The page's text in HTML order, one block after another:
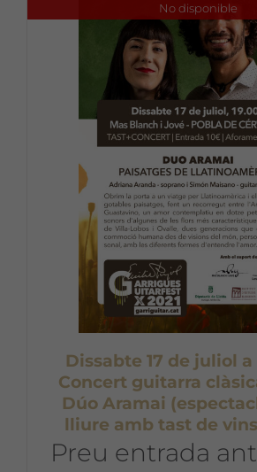
No disponible
Dissabte 17 de juliol
Concert guitarra
Dúo Aramai
lliure amb tast de
Preu entrada